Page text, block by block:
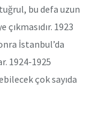
bu defa uzun
1923
İstanbul’da
1924-1925
çok sayıda